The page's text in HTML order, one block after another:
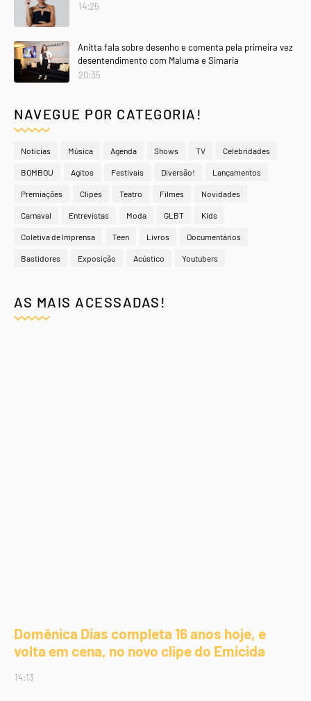
14:25
Anitta fala sobre desenho e comenta pela primeira vez
desentendimento com Maluma e Simaria
20:35
NAVEGUE POR CATEGORIA!
Notícias Música Agenda Shows TV Celebridades
BOMBOU Agitos Festivais Diversão! Lançamentos
Premiações Clipes Teatro Filmes Novidades
Carnaval Entrevistas Moda GLBT Kids
Coletiva de Imprensa Teen Livros Documentários
Bastidores Exposição Acústico Youtubers
AS MAIS ACESSADAS!
Domênica Dias completa 16 anos hoje, e
volta em cena, no novo clipe do Emicida
14:13